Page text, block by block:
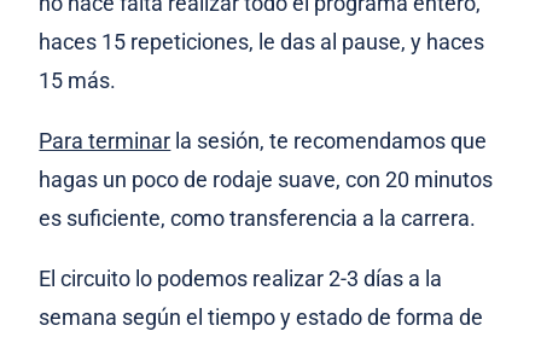
haces 15 repeticiones, le das al pause, y haces
15 más.
Para terminar la sesión, te recomendamos que
hagas un poco de rodaje suave, con 20 minutos
es suficiente, como transferencia a la carrera.
El circuito lo podemos realizar 2-3 días a la
semana según el tiempo y estado de forma de